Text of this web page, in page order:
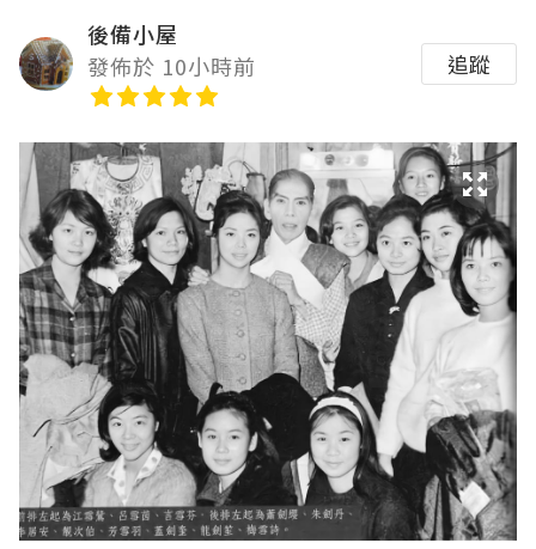
後備小屋
發佈於 10小時前
追蹤